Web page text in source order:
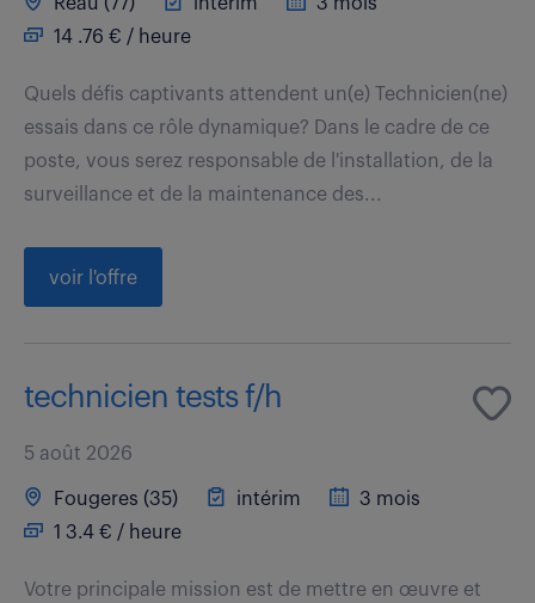
14 .76 € / heure
Quels défis captivants attendent un(e) Technicien(ne)
essais dans ce rôle dynamique? Dans le cadre de ce
poste, vous serez responsable de l'installation, de la
surveillance et de la maintenance des...
voir l'offre
technicien tests f/h
5 août 2026
Fougeres (35) intérim
3 mois
1 3.4 € / heure
Votre principale mission est de mettre en œuvre et